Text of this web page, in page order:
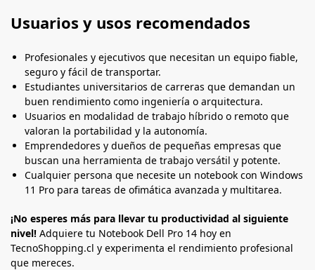
Usuarios y usos recomendados
Profesionales y ejecutivos que necesitan un equipo fiable,
seguro y fácil de transportar.
Estudiantes universitarios de carreras que demandan un
buen rendimiento como ingeniería o arquitectura.
Usuarios en modalidad de trabajo híbrido o remoto que
valoran la portabilidad y la autonomía.
Emprendedores y dueños de pequeñas empresas que
buscan una herramienta de trabajo versátil y potente.
Cualquier persona que necesite un notebook con Windows
11 Pro para tareas de ofimática avanzada y multitarea.
¡No esperes más para llevar tu productividad al siguiente
nivel! Adquiere tu Notebook Dell Pro 14 hoy en
TecnoShopping.cl y experimenta el rendimiento profesional
que mereces.